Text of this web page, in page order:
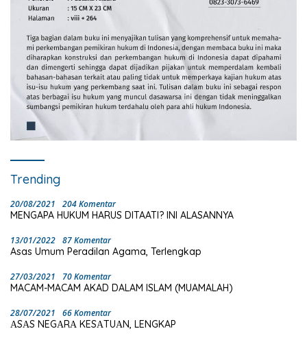
Trending
20/08/2021 204 Komentar
MENGAPA HUKUM HARUS DITAATI? INI ALASANNYA
13/01/2022 87 Komentar
Asas Umum Peradilan Agama, Terlengkap
27/03/2021 70 Komentar
MACAM-MACAM AKAD DALAM ISLAM (MUAMALAH)
28/07/2021 66 Komentar
ΑSΑS NEGΑRΑ KESΑTUΑN, LENGKAP